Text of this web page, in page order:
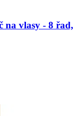
na vlasy -​ 8 řad,